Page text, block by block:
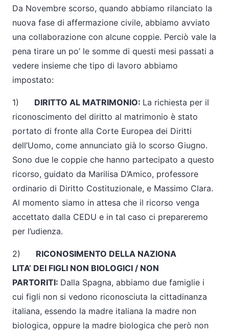
Da Novembre scorso, quando abbiamo rilanciato la
nuova fase di affermazione civile, abbiamo avviato
una collaborazione con alcune coppie. Perciò vale la
pena tirare un po’ le somme di questi mesi passati a
vedere insieme che tipo di lavoro abbiamo
impostato:
1) DIRITTO AL MATRIMONIO: La richiesta per il
riconoscimento del diritto al matrimonio è stato
portato di fronte alla Corte Europea dei Diritti
dell’Uomo, come annunciato già lo scorso Giugno.
Sono due le coppie che hanno partecipato a questo
ricorso, guidato da Marilisa D’Amico, professore
ordinario di Diritto Costituzionale, e Massimo Clara.
Al momento siamo in attesa che il ricorso venga
accettato dalla CEDU e in tal caso ci prepareremo
per l’udienza.
2) RICONOSIMENTO DELLA NAZIONA
LITA’ DEI FIGLI NON BIOLOGICI / NON
PARTORITI: Dalla Spagna, abbiamo due famiglie i
cui figli non si vedono riconosciuta la cittadinanza
italiana, essendo la madre italiana la madre non
biologica, oppure la madre biologica che però non